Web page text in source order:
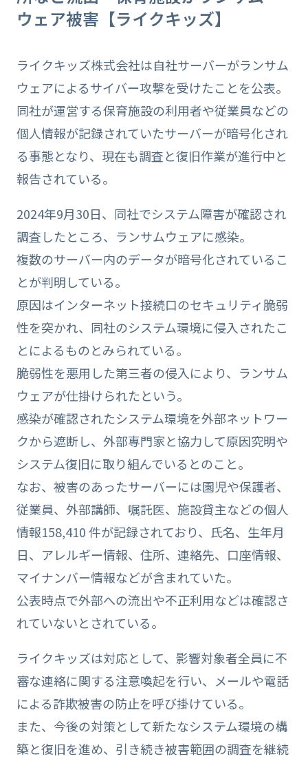
ウェア被害【ライクキッズ】
ライクキッズ株式会社は自社サーバーがランサム
ウェアによるサイバー攻撃を受けたことを公表。
同社が運営する保育施設の利用者や従業員などの
個人情報が記録されていたサーバーが暗号化され
る事態となり、現在も調査と復旧作業が進行中と
報告されている。
2024年9月30日、同社でシステム障害が確認され
調査したところ、ランサムウェアに感染。
複数のサーバー内のデータが暗号化されているこ
とが判明している。
原因はインターネット接続口のセキュリティ脆弱
性を突かれ、同社のシステム環境に侵入されたこ
とによるものとみられている。
脆弱性を悪用した第三者の侵入により、ランサム
ウェアが仕掛けられたという。
感染が確認されたシステム環境を外部ネットワー
クから遮断し、外部専門家と協力して原因究明や
システム復旧に取り組んでいるとのこと。
なお、被害のあったサーバーには園児や保護者、
従業員、外部講師、嘱託医、施設貸主などの個人
情報158,410 件が記録されており、氏名、生年月
日、アレルギー情報、住所、連絡先、口座情報、
マイナンバー情報などが含まれていた。
公表時点で外部への流出や不正利用などは確認さ
れていないとされている。
ライクキッズは対応として、影響対象者全員に不
審な連絡に関する注意喚起を行い、メールや電話
による詐欺被害の防止を呼び掛けている。
また、今後の対策として新たなシステム環境の構
築と復旧を進め、引き続き被害範囲の調査を継続